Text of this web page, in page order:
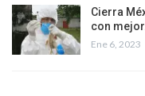
Cierra
con
Ene 6, 2023